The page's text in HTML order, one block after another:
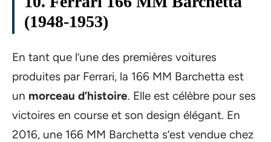
(1948-1953)
En tant que l’une des premières voitures
produites par Ferrari, la 166 MM Barchetta est
un morceau d’histoire. Elle est célèbre pour ses
victoires en course et son design élégant. En
2016, une 166 MM Barchetta s’est vendue chez